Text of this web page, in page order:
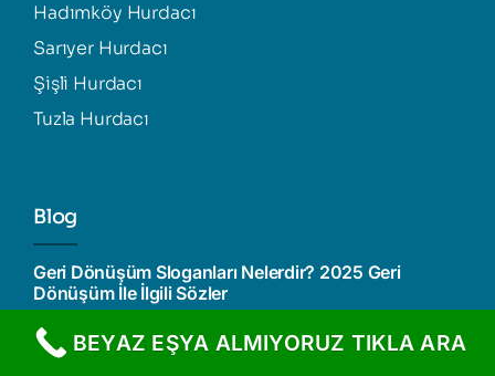
Hadımköy Hurdacı
Sarıyer Hurdacı
Şişli Hurdacı
Tuzla Hurdacı
Blog
Geri Dönüşüm Sloganları Nelerdir? 2025 Geri
Dönüşüm İle İlgili Sözler
BEYAZ EŞYA ALMIYORUZ TIKLA ARA